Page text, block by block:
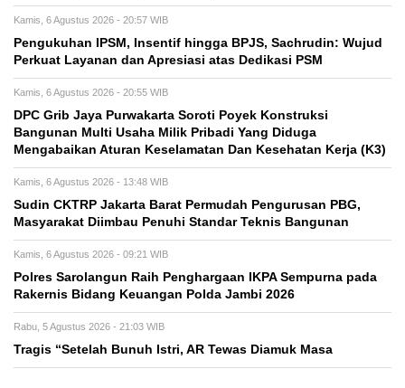
Kamis, 6 Agustus 2026 - 20:57 WIB
Pengukuhan IPSM, Insentif hingga BPJS, Sachrudin: Wujud
Perkuat Layanan dan Apresiasi atas Dedikasi PSM
Kamis, 6 Agustus 2026 - 20:55 WIB
DPC Grib Jaya Purwakarta Soroti Poyek Konstruksi
Bangunan Multi Usaha Milik Pribadi Yang Diduga
Mengabaikan Aturan Keselamatan Dan Kesehatan Kerja (K3)
Kamis, 6 Agustus 2026 - 13:48 WIB
Sudin CKTRP Jakarta Barat Permudah Pengurusan PBG,
Masyarakat Diimbau Penuhi Standar Teknis Bangunan
Kamis, 6 Agustus 2026 - 09:21 WIB
Polres Sarolangun Raih Penghargaan IKPA Sempurna pada
Rakernis Bidang Keuangan Polda Jambi 2026
Rabu, 5 Agustus 2026 - 21:03 WIB
Tragis “Setelah Bunuh Istri, AR Tewas Diamuk Masa